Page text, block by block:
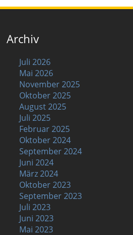
Archiv
Juli 2026
Mai 2026
November 2025
Oktober 2025
August 2025
Juli 2025
Februar 2025
Oktober 2024
September 2024
Juni 2024
März 2024
Oktober 2023
September 2023
Juli 2023
Juni 2023
Mai 2023